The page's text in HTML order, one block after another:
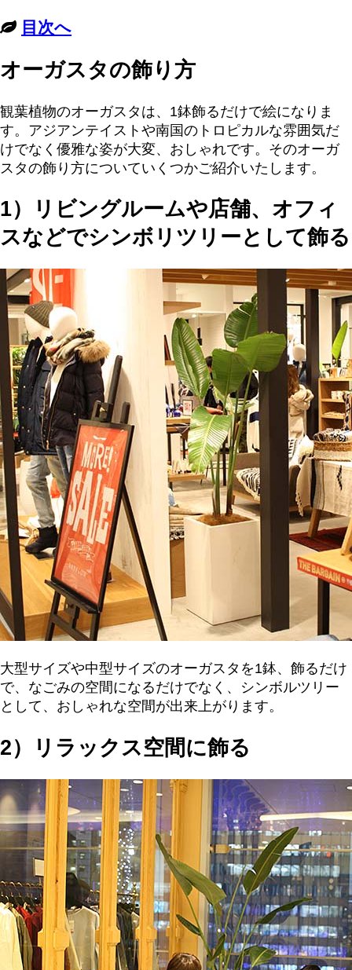
目次へ
オーガスタの飾り方
観葉植物のオーガスタは、1鉢飾るだけで絵になりま
す。アジアンテイストや南国のトロピカルな雰囲気だ
けでなく優雅な姿が大変、おしゃれです。そのオーガ
スタの飾り方についていくつかご紹介いたします。
1）リビングルームや店舗、オフィ
スなどでシンボリツリーとして飾る
大型サイズや中型サイズのオーガスタを1鉢、飾るだけ
で、なごみの空間になるだけでなく、シンボルツリー
として、おしゃれな空間が出来上がります。
2）リラックス空間に飾る